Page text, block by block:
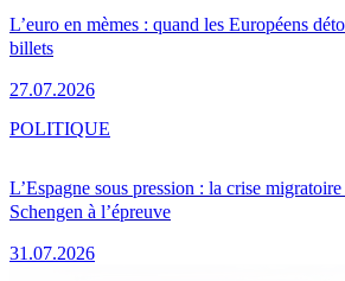
L’euro en mèmes : quand les Européens
billets
27.07.2026
L’Espagne sous pression : la crise
Schengen à l’épreuve
31.07.2026
POLITIQUE